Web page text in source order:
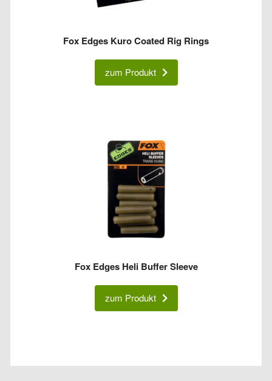
Fox Edges Kuro Coated Rig Rings
zum Produkt
Fox Edges Heli Buffer Sleeve
zum Produkt